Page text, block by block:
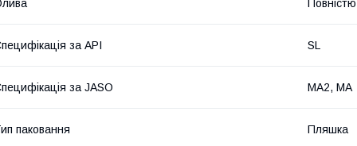
за API SL
за JASO MA2, MA
паковання Пляшка